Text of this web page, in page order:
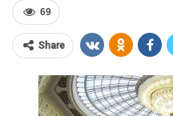
69
Share